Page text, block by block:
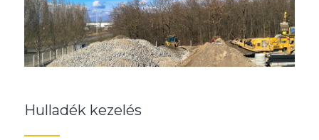
Hulladék kezelés